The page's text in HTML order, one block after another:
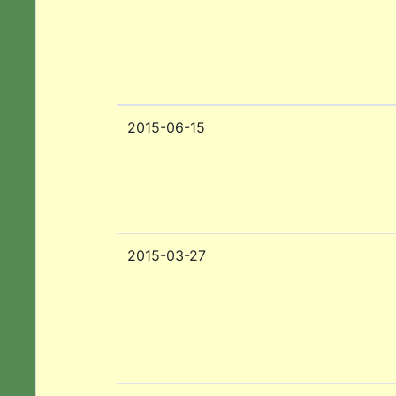
2015-06-15
2015-03-27